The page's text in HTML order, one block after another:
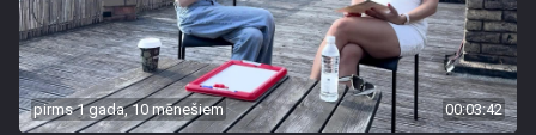
pirms 1 gada, 10 mēnešiem 00:03:42